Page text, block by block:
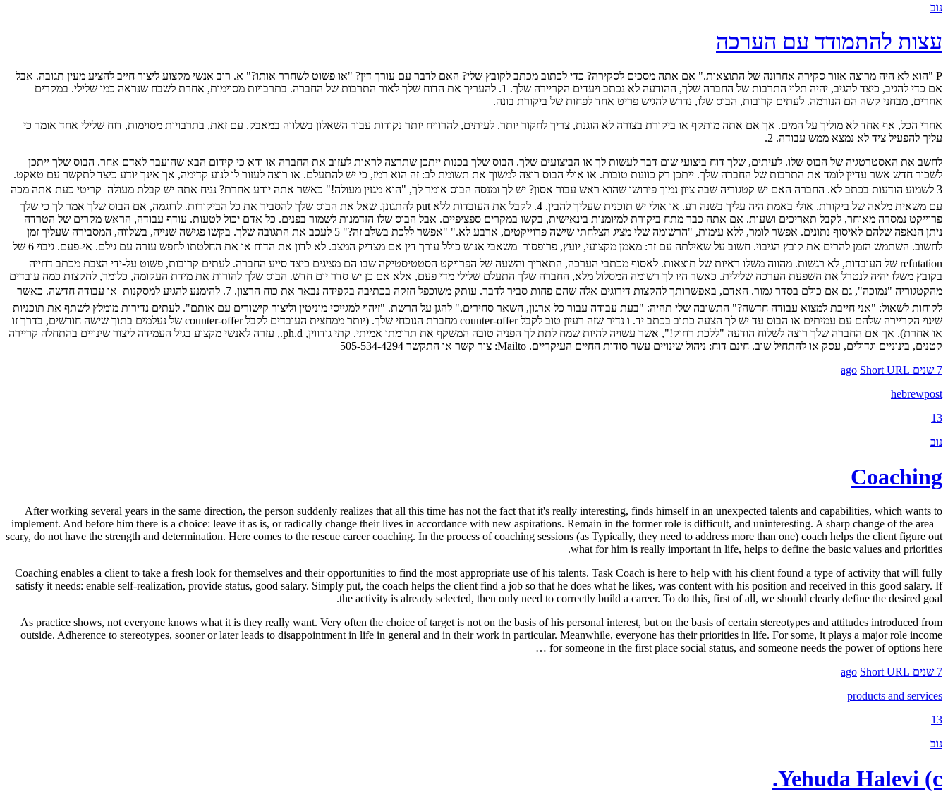
נוב
עצות להתמודד עם הערכה
P "הוא לא היה מרוצה אזור סקירה אחרונה של התוצאות." אם אתה מסכים לסקירה? כדי לכתוב מכתב לקובץ שלי? האם לדבר עם עורך דין? "או פשוט לשחרר אותו?" א. רוב אנשי מקצוע ליצור חייב להציע מעין תגובה. אבל
אם כדי להגיב, כיצד להגיב, יהיה תלוי התרבות של החברה שלך, ההודעה לא נכתב ויעדים הקריירה שלך. 1. להעריך את הדוח שלך לאור התרבות של החברה. בתרבויות מסוימות, אחרת לשבח שנראה כמו שלילי. במקרים
אחרים, מבחני קשה הם הנורמה. לעתים קרובות, הבוס שלו, נדרש להגיש פריט אחד לפחות של ביקורת בונה.
אחרי הכל, אף אחד לא מוליך על המים. אך אם אתה מותקף או ביקורת בצורה לא הוגנת, צריך לחקור יותר. לעיתים, להרוויח יותר נקודות עבור השאלון בשלווה במאבק. עם זאת, בתרבויות מסוימות, דוח שלילי אחד אומר כי
עליך להפעיל ציד לא נמצא ממש עבודה. 2.
לחשב את האסטרטגיה של הבוס שלו. לעיתים, שלך דוח ביצועי שום דבר לעשות לך או הביצועים שלך. הבוס שלך בכנות ייתכן שתרצה לראות לעזוב את החברה או ודא כי קידום הבא שהועבר לאדם אחר. הבוס שלך ייתכן
לשכור חדש אשר עדיין לומד את התרבות של החברה שלך. ייתכן רק כוונות טובות. או אולי הבוס רוצה למשוך את תשומת לב: זה הוא רמז, כי יש להתעלם. או רוצה לעזור לו לנוע קדימה, אך אינך יודע כיצד לתקשר עם טאקט.
3 לשמוע הודעות בכתב לא. החברה האם יש קטגוריה שבה ציון נמוך פירושו שהוא ראש עבור אסון? יש לך ומנסה הבוס אומר לך, "הוא מגזין מעולה!" כאשר אתה יודע אחרת? נניח אתה יש קבלת מעולה  קריטי כעת אתה מכה
עם משאית מלאה של ביקורת. אולי באמת היה עליך בשנה רע. או אולי יש תוכנית שעליך להבין. 4. לקבל את העובדות ללא put להתגונן. שאל את הבוס שלך להסביר את כל הביקורות. לדוגמה, אם הבוס שלך אמר לך כי שלך
פרוייקט נמסרה מאוחר, לקבל תאריכים ושעות. אם אתה כבר מתח ביקורת למיומנות בינאישית, בקשו במקרים ספציפיים. אבל הבוס שלו הזדמנות לשמור בפנים. כל אדם יכול לטעות. עודף עבודה, הראש מקרים של הטרדה
ניתן הנאפה שלהם לאיסוף נתונים. אפשר לומר, ללא עימות, "הרשומה שלי מציג הצלחתי שישה פרוייקטים, ארבע לא." "אפשר ללכת בשלב זה?" 5 לעכב את התגובה שלך. בקשו פגישה שנייה, בשלווה, המסבירה שעליך זמן
לחשוב. השתמש הזמן להרים את קובץ הגיבוי. חשוב על שאילתה עם זר: מאמן מקצועי, יועץ, פרופסור  משאבי אנוש כולל עורך דין אם מצדיק המצב. לא לדון את הדוח או את החלטתו לחפש עזרה עם גילם. אי-פעם. גיבוי 6 של
refutation של העובדות, לא רגשות. מהווה משלו ראיות של תוצאות. לאסוף מכתבי הערכה, התאריך והשעה של הפרויקט הסטטיסטיקה שבו הם מציגים כיצד סייע החברה. לעתים קרובות, פשוט על-ידי הצבת מכתב דחייה
בקובץ משלו יהיה לנטרל את השפעת הערכה שלילית. כאשר היו לך רשומה המסלול מלא, החברה שלך התעלם שלילי מדי פעם, אלא אם כן יש סדר יום חדש. הבוס שלך להורות את מידת העקומה, כלומר, להקצות כמה עובדים
מהקטגוריה "נמוכה", גם אם כולם בסדר גמור. האדם, באפשרותך להקצות דירוגים אלה שהם פחות סביר לדבר. עותק משוכפל חזקה בכתיבה בקפידה נבאר את כוח הרצון. 7. להימנע להגיע למסקנות  או עבודה חדשה. כאשר
לקוחות לשאול: "אני חייבת למצוא עבודה חדשה?" התשובה שלי תהיה: "בעת עבודה עבור כל ארגון, השאר סחירים." להגן על הרשת. "זיהוי למגייסי מוניטין וליצור קישורים עם אותם". לעתים נדירות מומלץ לשתף את תוכניות
שינוי הקריירה שלהם עם עמיתים או הבוס עד יש לך הצעה כתוב בכתב יד. ו נדיר שזה רעיון טוב לקבל counter-offer מחברת הנוכחי שלך. (יותר ממחצית העובדים לקבל counter-offer של נעלמים בתוך שישה חודשים, בדרך זו
או אחרת). אך אם החברה שלך רוצה לשלוח הודעה "ללכת רחוק!", אשר עשויה להיות שמח לתת לך הפניה טובה המשקף את תרומתו אמיתי. קתי גודווין, ph.d., עזרה לאנשי מקצוע בגיל העמידה ליצור שינויים בהתחלה קריירה
קטנים, בינוניים וגדולים, עסק או להתחיל שוב. חינם דוח: ניהול שינויים עשר סודות החיים העיקריים. Mailto: צור קשר או התקשר 505-534-4294
7 שנים ago
Short URL
hebrewpost
13
נוב
Coaching
After working several years in the same direction, the person suddenly realizes that all this time has not the fact that it's really interesting, finds himself in an unexpected talents and capabilities, which wants to
implement. And before him there is a choice: leave it as is, or radically change their lives in accordance with new aspirations. Remain in the former role is difficult, and uninteresting. A sharp change of the area –
scary, do not have the strength and determination. Here comes to the rescue career coaching. In the process of coaching sessions (as Typically, they need to address more than one) coach helps the client figure out
what for him is really important in life, helps to define the basic values and priorities.
Coaching enables a client to take a fresh look for themselves and their opportunities to find the most appropriate use of his talents. Task Coach is here to help with his client found a type of activity that will fully
satisfy it needs: enable self-realization, provide status, good salary. Simply put, the coach helps the client find a job so that he does what he likes, was content with his position and received in this good salary. If
the activity is already selected, then only need to correctly build a career. To do this, first of all, we should clearly define the desired goal.
As practice shows, not everyone knows what it is they really want. Very often the choice of target is not on the basis of his personal interest, but on the basis of certain stereotypes and attitudes introduced from
outside. Adherence to stereotypes, sooner or later leads to disappointment in life in general and in their work in particular. Meanwhile, everyone has their priorities in life. For some, it plays a major role income
for someone in the first place social status, and someone needs the power of options here …
7 שנים ago
Short URL
products and services
13
נוב
Yehuda Halevi (c.